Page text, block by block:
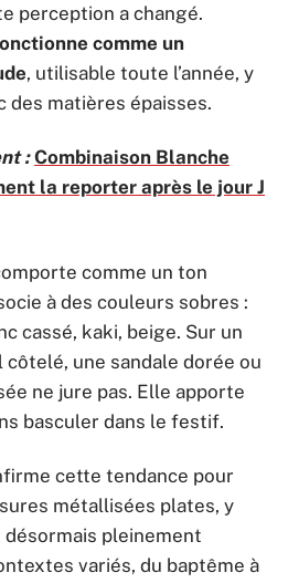
perception a changé.
comme un
, utilisable toute l’année, y
des matières épaisses.
: Combinaison Blanche
la reporter après le jour J
comme un ton
à des couleurs sobres :
cassé, kaki, beige. Sur un
côtelé, une sandale dorée ou
ne jure pas. Elle apporte
basculer dans le festif.
cette tendance pour
métallisées plates, y
pleinement
variés, du baptême à